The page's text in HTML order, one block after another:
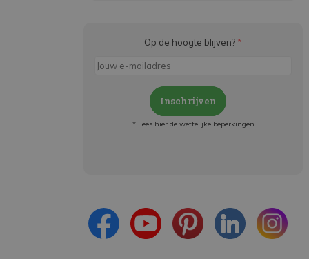
Op de hoogte blijven? *
Inschrijven
* Lees hier de wettelijke beperkingen